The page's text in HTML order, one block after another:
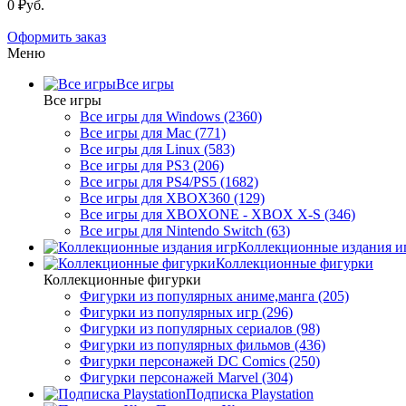
0 ₽уб.
Оформить заказ
Меню
Все игры
Все игры
Все игры для Windows (2360)
Все игры для Mac (771)
Все игры для Linux (583)
Все игры для PS3 (206)
Все игры для PS4/PS5 (1682)
Все игры для XBOX360 (129)
Все игры для XBOXONE - XBOX X-S (346)
Все игры для Nintendo Switch (63)
Коллекционные издания
Коллекционные фигурки
Коллекционные фигурки
Фигурки из популярных аниме,манга (205)
Фигурки из популярных игр (296)
Фигурки из популярных сериалов (98)
Фигурки из популярных фильмов (436)
Фигурки персонажей DC Comics (250)
Фигурки персонажей Marvel (304)
Подписка Playstation